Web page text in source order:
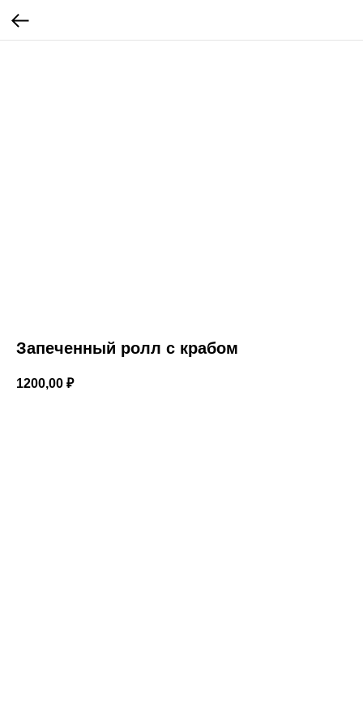
Запеченный ролл с крабом
1200,00 ₽